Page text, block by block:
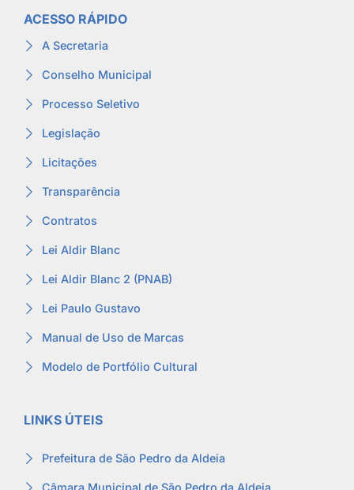
ACESSO RÁPIDO
A Secretaria
Conselho Municipal
Processo Seletivo
Legislação
Licitações
Transparência
Contratos
Lei Aldir Blanc
Lei Aldir Blanc 2 (PNAB)
Lei Paulo Gustavo
Manual de Uso de Marcas
Modelo de Portfólio Cultural
LINKS ÚTEIS
Prefeitura de São Pedro da Aldeia